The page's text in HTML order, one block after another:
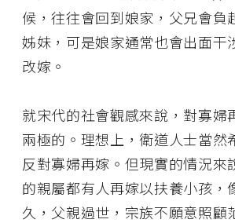
候，往往會回到娘家，父兄會負
姊妹，可是娘家通常也會出面干
改嫁。
就宋代的社會觀感來說，對寡婦
兩極的。理想上，衛道人士當然
反對寡婦再嫁。但現實的情況來
的親屬都有人再嫁以扶養小孩，
久，父親過世，宗族不願意照顧